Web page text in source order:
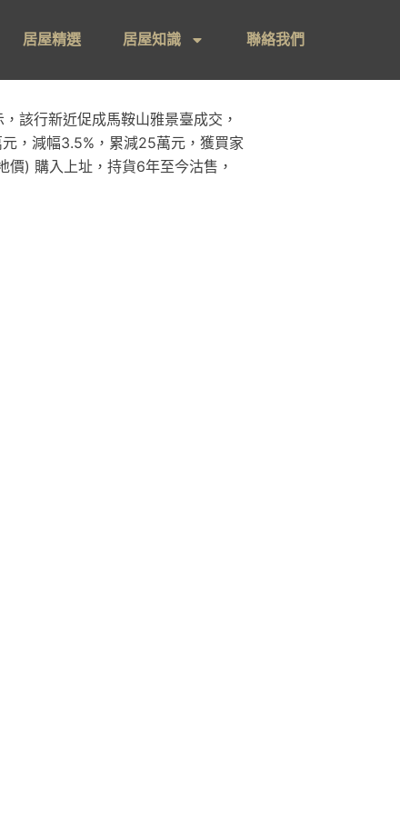
居屋精選 居屋知識 聯絡我們
該行新近促成馬鞍山雅景臺成交，
，減幅3.5%，累減25萬元，獲買家
) 購入上址，持貨6年至今沽售，